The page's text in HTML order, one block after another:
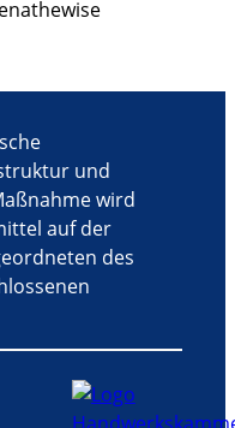
und
wird
auf der
des